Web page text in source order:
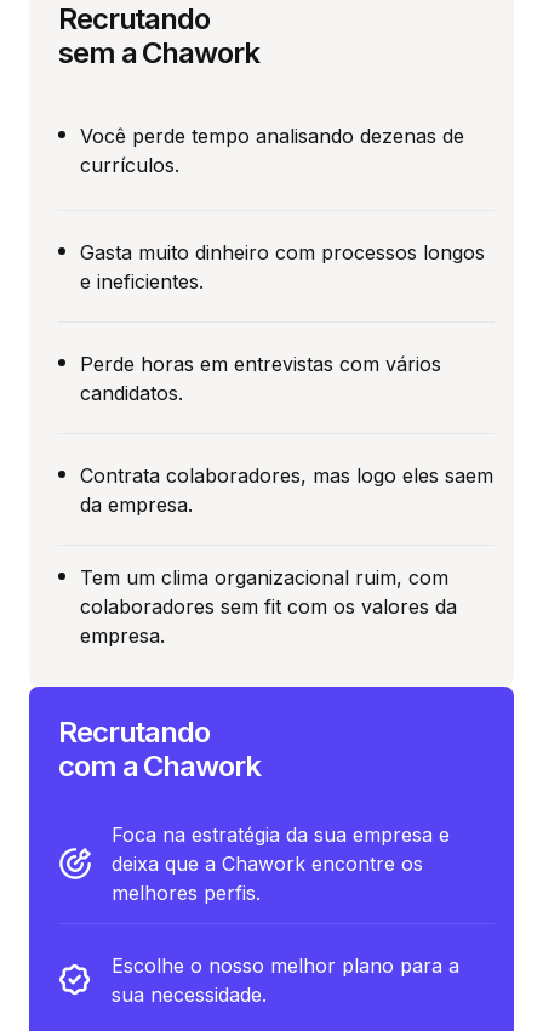
Recrutando
sem a Chawork
Você perde tempo analisando dezenas de
currículos.
Gasta muito dinheiro com processos longos
e ineficientes.
Perde horas em entrevistas com vários
candidatos.
Contrata colaboradores, mas logo eles saem
da empresa.
Tem um clima organizacional ruim, com
colaboradores sem fit com os valores da
empresa.
Recrutando
com a Chawork
Foca na estratégia da sua empresa e
deixa que a Chawork encontre os
melhores perfis.
Escolhe o nosso melhor plano para a
sua necessidade.